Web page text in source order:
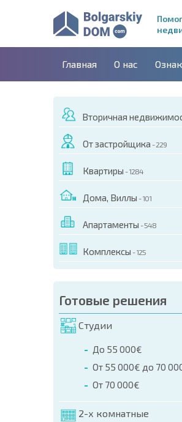
Главная О нас
Вторичная
От застройщика - 229
Квартиры - 1284
Дома, Виллы - 101
Апартаменты - 548
Комплексы - 125
Готовые решения
Студии
До 55 000€
От 55 000€ до 70
От 70 000€
2-х комнатные
ЭТОГО ОБЪЕКТА
телефонам:
+359 8 9797 99 03